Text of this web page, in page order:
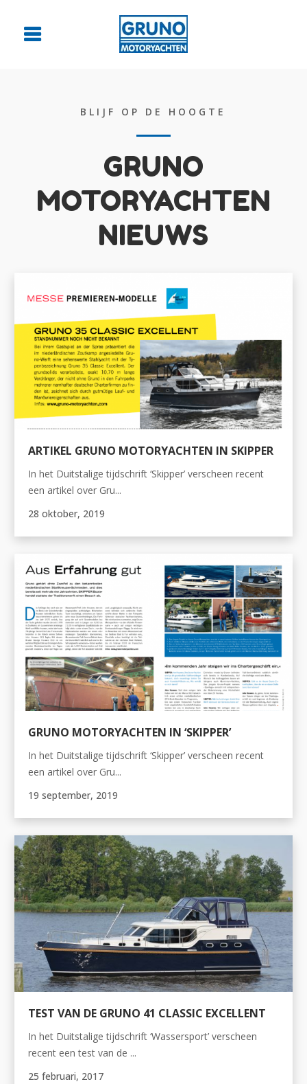
BLIJF OP DE HOOGTE
GRUNO
MOTORYACHTEN
NIEUWS
ARTIKEL GRUNO MOTORYACHTEN IN SKIPPER
In het Duitstalige tijdschrift ‘Skipper’ verscheen recent
een artikel over Gru...
28 oktober, 2019
GRUNO MOTORYACHTEN IN ‘SKIPPER’
In het Duitstalige tijdschrift ‘Skipper’ verscheen recent
een artikel over Gru...
19 september, 2019
TEST VAN DE GRUNO 41 CLASSIC EXCELLENT
In het Duitstalige tijdschrift ‘Wassersport’ verscheen
recent een test van de ...
25 februari, 2017